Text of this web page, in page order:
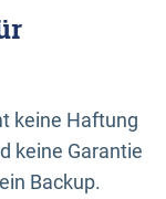
keine Haftung
keine Garantie
Backup.